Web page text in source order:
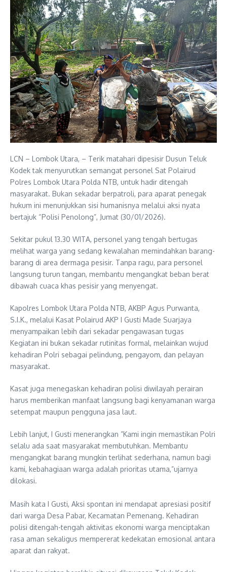
LCN – Lombok Utara, – Terik matahari dipesisir Dusun Teluk
Kodek tak menyurutkan semangat personel Sat Polairud
Polres Lombok Utara Polda NTB, untuk hadir ditengah
masyarakat. Bukan sekadar berpatroli, para aparat penegak
hukum ini menunjukkan sisi humanisnya melalui aksi nyata
bertajuk “Polisi Penolong”, Jumat (30/01/2026).
​Sekitar pukul 13.30 WITA, personel yang tengah bertugas
melihat warga yang sedang kewalahan memindahkan barang-
barang di area dermaga pesisir. Tanpa ragu, para personel
langsung turun tangan, membantu mengangkat beban berat
dibawah cuaca khas pesisir yang menyengat.
Kapolres Lombok Utara Polda NTB, AKBP Agus Purwanta,
S.I.K., melalui Kasat Polairud AKP I Gusti Made Suarjaya
menyampaikan ​lebih dari sekadar pengawasan tugas
​Kegiatan ini bukan sekadar rutinitas formal, melainkan wujud
kehadiran Polri sebagai pelindung, pengayom, dan pelayan
masyarakat.
Kasat juga menegaskan kehadiran polisi diwilayah perairan
harus memberikan manfaat langsung bagi kenyamanan warga
setempat maupun pengguna jasa laut.
Lebih lanjut, I Gusti menerangkan ​”Kami ingin memastikan Polri
selalu ada saat masyarakat membutuhkan. Membantu
mengangkat barang mungkin terlihat sederhana, namun bagi
kami, kebahagiaan warga adalah prioritas utama,”ujarnya
dilokasi.
Masih kata I Gusti, ​Aksi spontan ini mendapat apresiasi positif
dari warga Desa Pabar, Kecamatan Pemenang. Kehadiran
polisi ditengah-tengah aktivitas ekonomi warga menciptakan
rasa aman sekaligus mempererat kedekatan emosional antara
aparat dan rakyat.